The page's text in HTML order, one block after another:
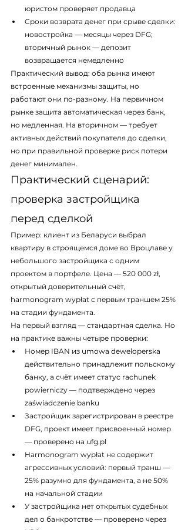
юристом проверяет продавца
Сроки возврата денег при срыве сделки:
новостройка — месяцы через DFG;
вторичный рынок — депозит
возвращается немедленно
Практический вывод: оба рынка имеют
встроенные механизмы защиты, но
работают они по-разному. На первичном
рынке защита автоматическая через банк,
но медленная. На вторичном — требует
активных действий покупателя до сделки,
но при правильной проверке риск потери
денег минимален.
Практический сценарий:
проверка застройщика
перед сделкой
Пример: клиент из Беларуси выбрал
квартиру в строящемся доме во Вроцлаве у
небольшого застройщика с одним
проектом в портфеле. Цена — 520 000 zł,
открытый доверительный счёт,
harmonogram wypłat с первым траншем 25%
на стадии фундамента.
На первый взгляд — стандартная сделка. Но
на практике важны четыре проверки:
Номер IBAN из umowa deweloperska
действительно принадлежит польскому
банку, а счёт имеет статус rachunek
powierniczy — подтверждено через
zaświadczenie banku
Застройщик зарегистрирован в реестре
DFG, проект имеет присвоенный номер
— проверено на ufg.pl
Harmonogram wypłat не содержит
агрессивных условий: первый транш —
25% разумно для фундамента, а не 50%
на начальной стадии
У застройщика нет открытых судебных
дел о банкротстве — проверено через